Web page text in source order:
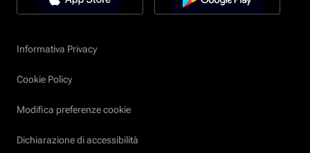
Informativa Privacy
Cookie Policy
Modifica preferenze cookie
Dichiarazione di accessibilità